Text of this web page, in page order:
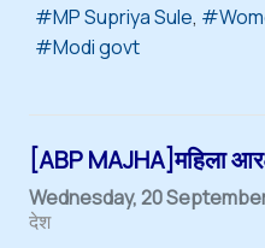
MP Supriya Sule
Modi govt
[ABP MAJHA]महिला
Wednesday, 20
देश